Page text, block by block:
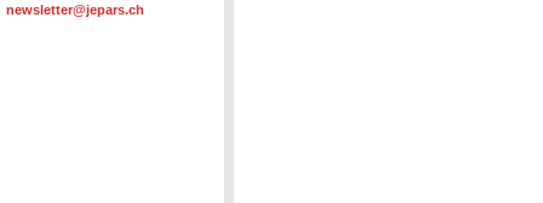
newsletter@jepars.ch